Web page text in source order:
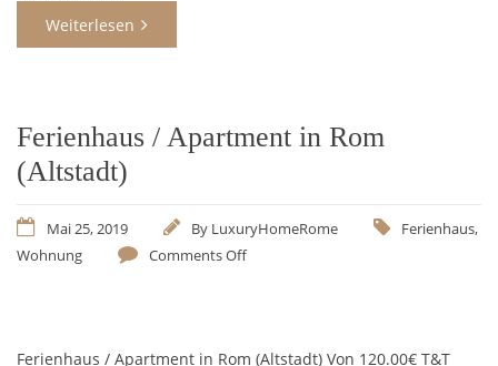
Weiterlesen
Ferienhaus / Apartment in Rom
(Altstadt)
Mai 25, 2019 By LuxuryHomeRome Ferienhaus,
Wohnung
Comments Off
Ferienhaus / Apartment in Rom (Altstadt) Von 120.00€ T&T